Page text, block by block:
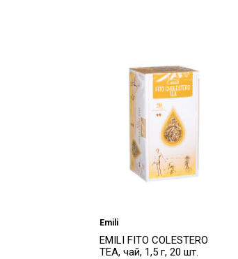
Emili
EMILI FITO COLESTERO
TEA, чай, 1,5 г, 20 шт.